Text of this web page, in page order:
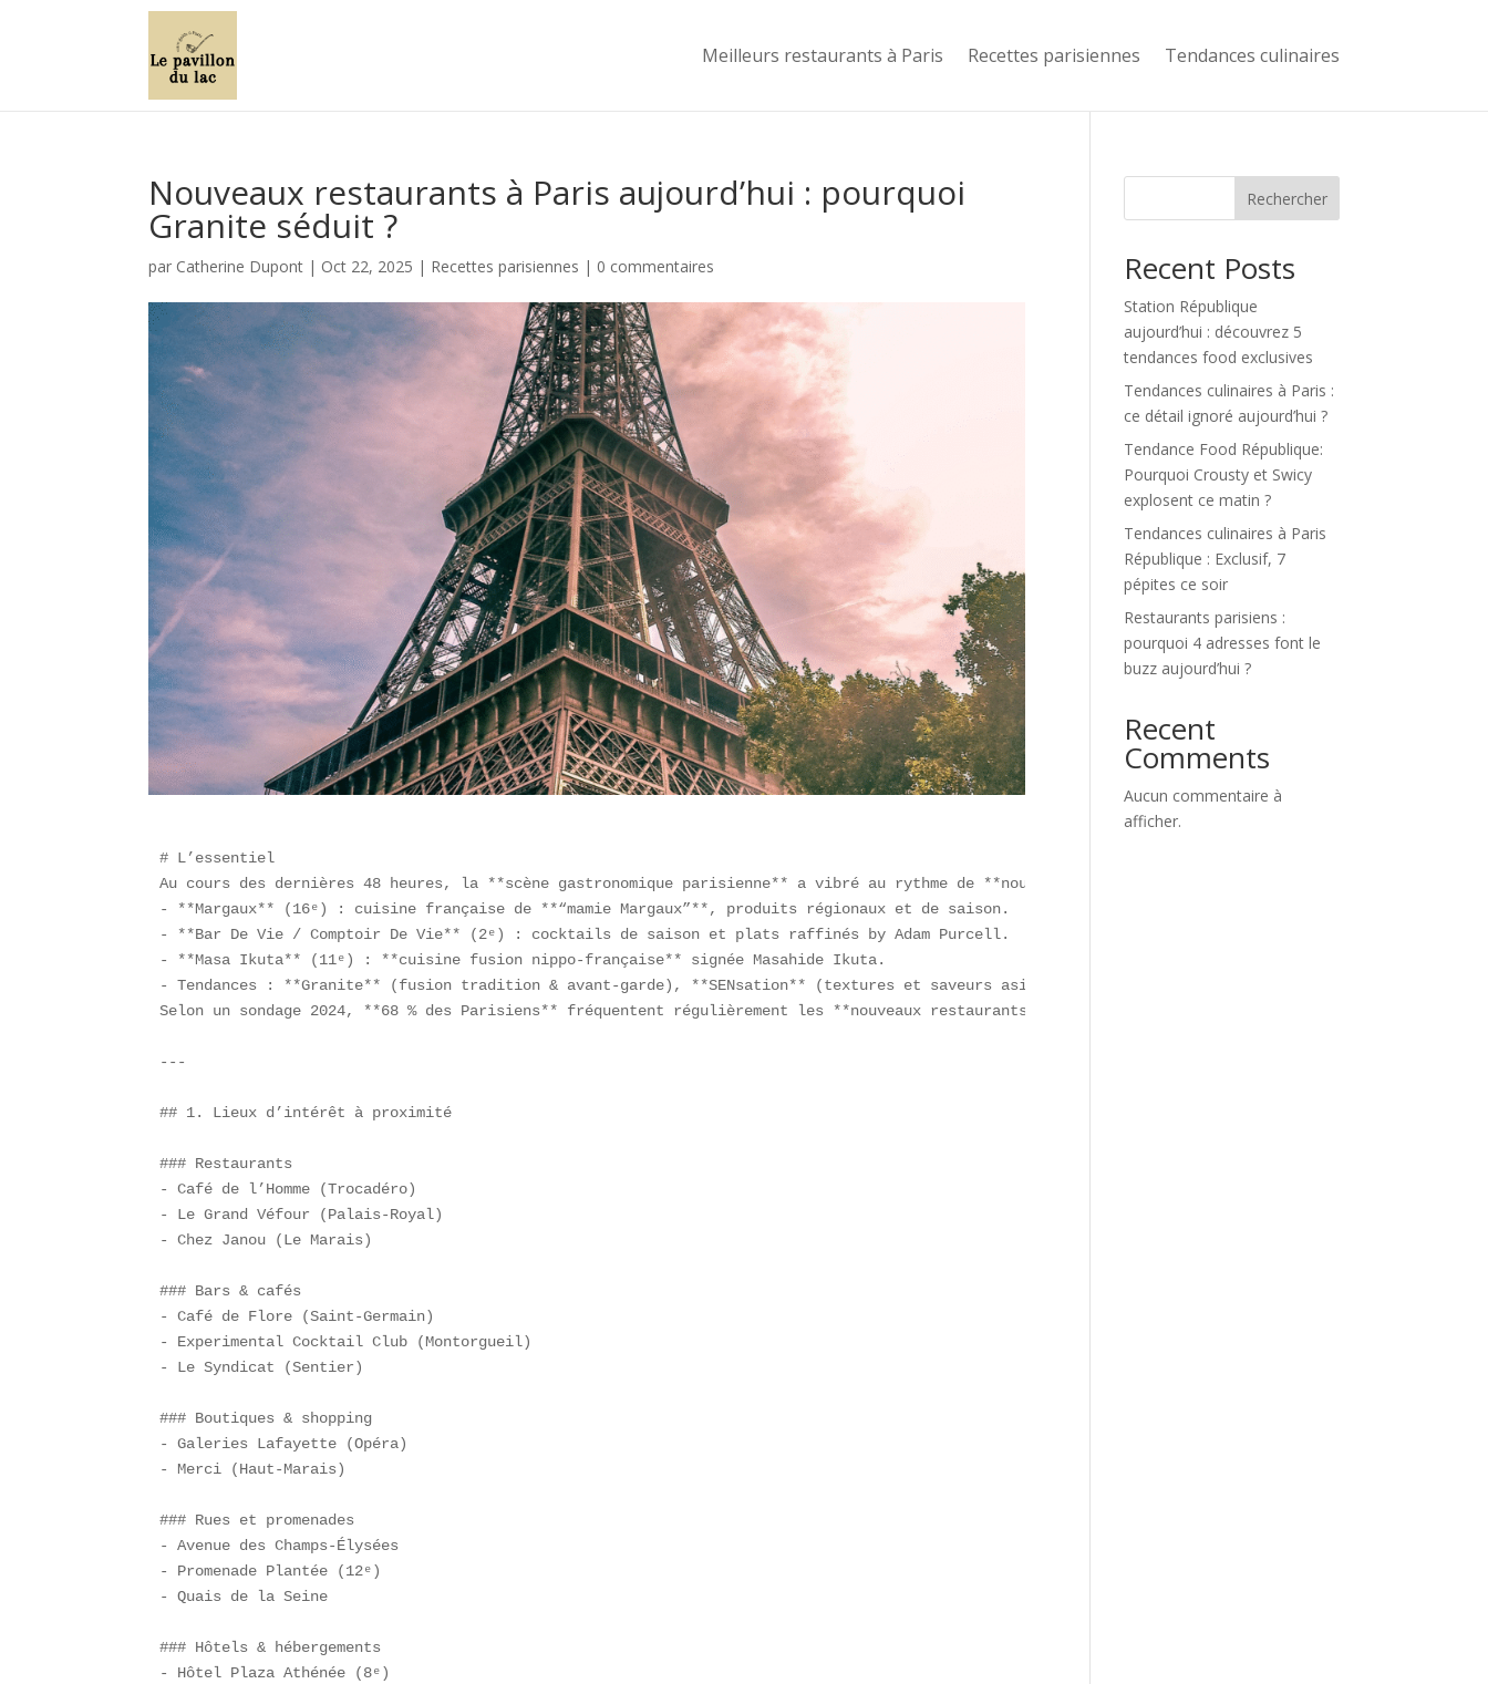
Meilleurs restaurants à Paris Recettes parisiennes Tendances culinaires
Nouveaux restaurants à Paris aujourd’hui : pourquoi
Granite séduit ?
par Catherine Dupont | Oct 22, 2025 | Recettes parisiennes | 0 commentaires
# L’essentiel
Au cours des dernières 48 heures, la **scène gastronomique parisienne** a vibré au rythme de **nouveaux restaurants** et de **tendances culinaires
- **Margaux** (16ᵉ) : cuisine française de **“mamie Margaux”**, produits régionaux et de saison.
- **Bar De Vie / Comptoir De Vie** (2ᵉ) : cocktails de saison et plats raffinés by Adam Purcell.
- **Masa Ikuta** (11ᵉ) : **cuisine fusion nippo-française** signée Masahide Ikuta.
- Tendances : **Granite** (fusion tradition & avant-garde), **SENsation** (textures et saveurs asiatiques), **Maison Blanche** (produits locaux),
Selon un sondage 2024, **68 % des Parisiens** fréquentent régulièrement les **nouveaux restaurants à Paris**.
---
## 1. Lieux d’intérêt à proximité
### Restaurants
- Café de l’Homme (Trocadéro)
- Le Grand Véfour (Palais-Royal)
- Chez Janou (Le Marais)
### Bars & cafés
- Café de Flore (Saint-Germain)
- Experimental Cocktail Club (Montorgueil)
- Le Syndicat (Sentier)
### Boutiques & shopping
- Galeries Lafayette (Opéra)
- Merci (Haut-Marais)
### Rues et promenades
- Avenue des Champs-Élysées
- Promenade Plantée (12ᵉ)
- Quais de la Seine
### Hôtels & hébergements
- Hôtel Plaza Athénée (8ᵉ)
Rechercher
Recent Posts
Station République
aujourd’hui : découvrez 5
tendances food exclusives
Tendances culinaires à Paris :
ce détail ignoré aujourd’hui ?
Tendance Food République:
Pourquoi Crousty et Swicy
explosent ce matin ?
Tendances culinaires à Paris
République : Exclusif, 7
pépites ce soir
Restaurants parisiens :
pourquoi 4 adresses font le
buzz aujourd’hui ?
Recent
Comments
Aucun commentaire à
afficher.